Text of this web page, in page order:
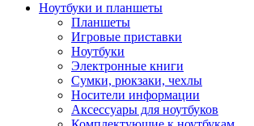
Ноутбуки и планшеты
Планшеты
Игровые приставки
Ноутбуки
Электронные книги
Сумки, рюкзаки, чехлы
Носители информации
Аксессуары для ноутбуков